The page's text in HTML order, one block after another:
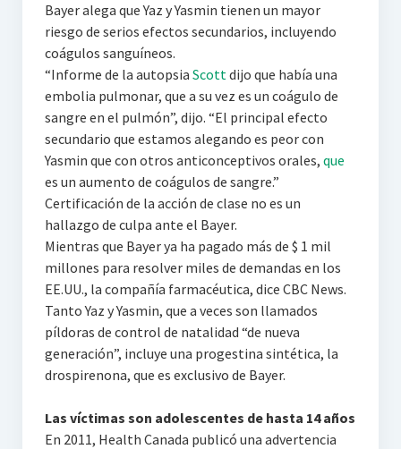
Bayer alega que Yaz y Yasmin tienen un mayor
riesgo de serios efectos secundarios, incluyendo
coágulos sanguíneos.
“Informe de la autopsia Scottdijo que había una
embolia pulmonar, que a su vez es un coágulo de
sangre en el pulmón”, dijo. “El principal efecto
secundario que estamos alegando es peor con
Yasmin que con otros anticonceptivos orales, que
es un aumento de coágulos de sangre.”
Certificación de la acción de clase no es un
hallazgo de culpa ante el Bayer.
Mientras que Bayer ya ha pagado más de $ 1 mil
millones para resolver miles de demandas en los
EE.UU., la compañía farmacéutica, dice CBC News.
Tanto Yaz y Yasmin, que a veces son llamados
píldoras de control de natalidad “de nueva
generación”, incluye una progestina sintética, la
drospirenona, que es exclusivo de Bayer.
Las víctimas son adolescentes de hasta 14 años
En 2011, Health Canada publicó una advertencia